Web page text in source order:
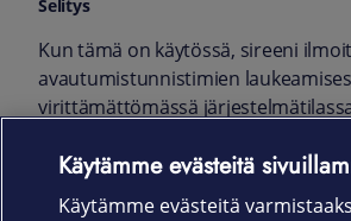
Kun tämä on käytössä, sireeni
avautumistunnistimien
virittämättömässä
Käytämme evästeitä
Käytämme evästeitä